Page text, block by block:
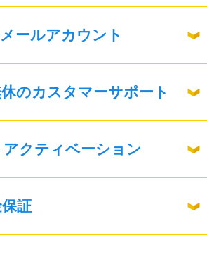
ールアカウント
のカスタマーサポート
クティベーション
証